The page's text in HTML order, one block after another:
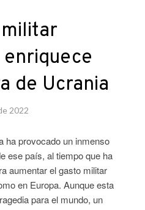
de Ucrania
2022
ha provocado un inmenso
ese país, al tiempo que ha
aumentar el gasto militar
en Europa. Aunque esta
para el mundo, un